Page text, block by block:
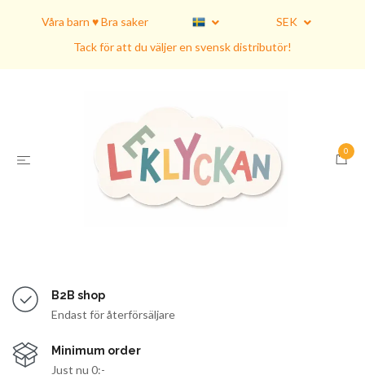
Våra barn ♥ Bra saker
SEK
Tack för att du väljer en svensk distributör!
0
B2B shop
Endast för återförsäljare
Minimum order
Just nu 0:-